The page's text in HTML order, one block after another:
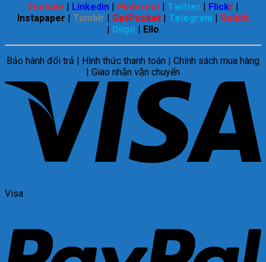
Youtube | Linkedin | Pinterest | Twitter | Flickr |
Instapaper | Tumblr | GetPocket | Telegram | Reddit
| Diigo | Ello
Bảo hành đổi trả | Hình thức thanh toán | Chính sách mua hàng
| Giao nhận vận chuyển
Visa